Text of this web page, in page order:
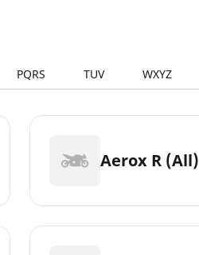
PQRS TUV WXYZ
Aerox R (All)